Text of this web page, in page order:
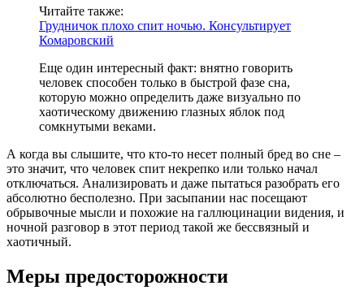
Читайте также:
Грудничок плохо спит ночью. Консультирует
Комаровский
Еще один интересный факт: внятно говорить
человек способен только в быстрой фазе сна,
которую можно определить даже визуально по
хаотическому движению глазных яблок под
сомкнутыми веками.
А когда вы слышите, что кто-то несет полный бред во сне –
это значит, что человек спит некрепко или только начал
отключаться. Анализировать и даже пытаться разобрать его
абсолютно бесполезно. При засыпании нас посещают
обрывочные мысли и похожие на галлюцинации видения, и
ночной разговор в этот период такой же бессвязный и
хаотичный.
Меры предосторожности